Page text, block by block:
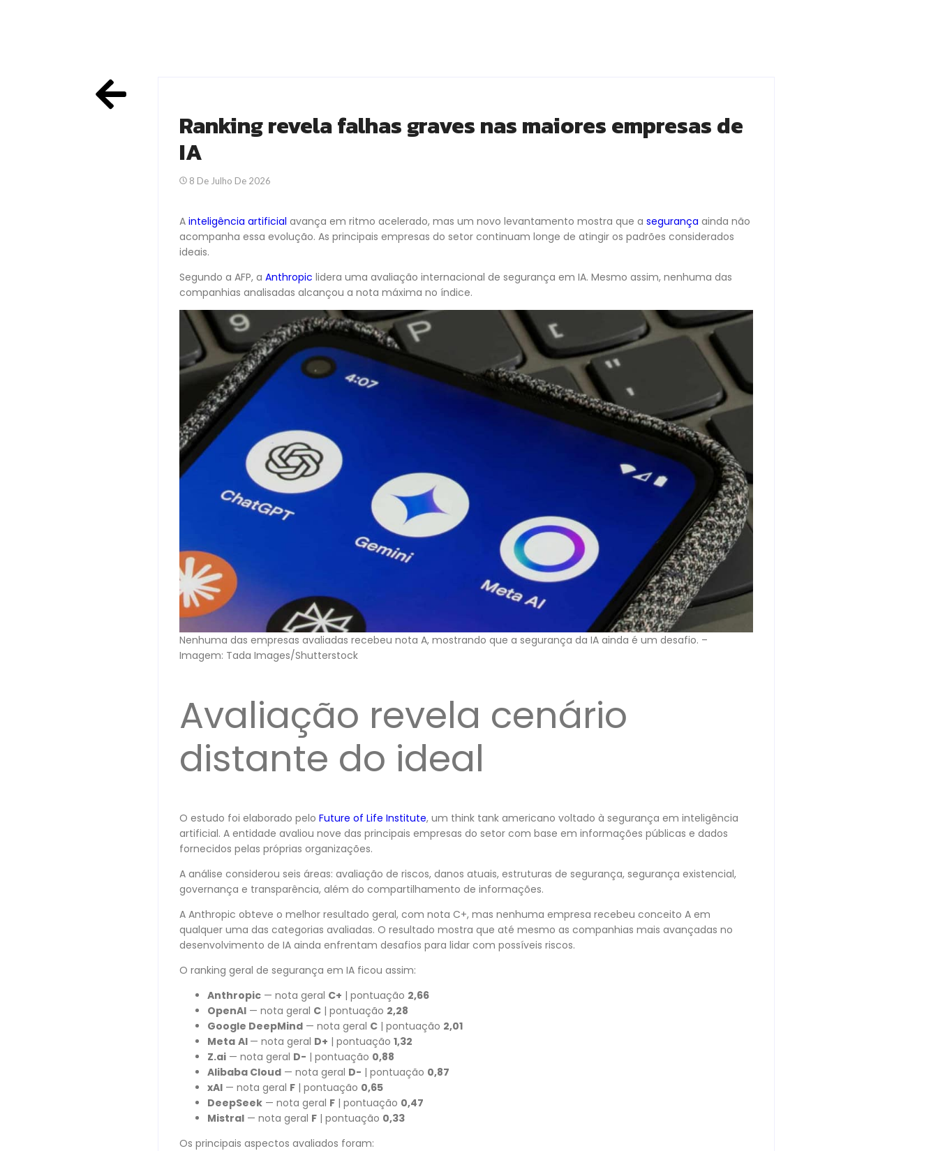
Ranking revela falhas graves nas maiores empresas de
IA
8 De Julho De 2026
A inteligência artificial avança em ritmo acelerado, mas um novo levantamento mostra que a segurança ainda não
acompanha essa evolução. As principais empresas do setor continuam longe de atingir os padrões considerados
ideais.
Segundo a AFP, a Anthropic lidera uma avaliação internacional de segurança em IA. Mesmo assim, nenhuma das
companhias analisadas alcançou a nota máxima no índice.
Nenhuma das empresas avaliadas recebeu nota A, mostrando que a segurança da IA ainda é um desafio. –
Imagem: Tada Images/Shutterstock
Avaliação revela cenário
distante do ideal
O estudo foi elaborado pelo Future of Life Institute, um think tank americano voltado à segurança em inteligência
artificial. A entidade avaliou nove das principais empresas do setor com base em informações públicas e dados
fornecidos pelas próprias organizações.
A análise considerou seis áreas: avaliação de riscos, danos atuais, estruturas de segurança, segurança existencial,
governança e transparência, além do compartilhamento de informações.
A Anthropic obteve o melhor resultado geral, com nota C+, mas nenhuma empresa recebeu conceito A em
qualquer uma das categorias avaliadas. O resultado mostra que até mesmo as companhias mais avançadas no
desenvolvimento de IA ainda enfrentam desafios para lidar com possíveis riscos.
O ranking geral de segurança em IA ficou assim:
Anthropic — nota geral C+ | pontuação 2,66
OpenAI — nota geral C | pontuação 2,28
Google DeepMind — nota geral C | pontuação 2,01
Meta AI — nota geral D+ | pontuação 1,32
Z.ai — nota geral D- | pontuação 0,88
Alibaba Cloud — nota geral D- | pontuação 0,87
xAI — nota geral F | pontuação 0,65
DeepSeek — nota geral F | pontuação 0,47
Mistral — nota geral F | pontuação 0,33
Os principais aspectos avaliados foram: